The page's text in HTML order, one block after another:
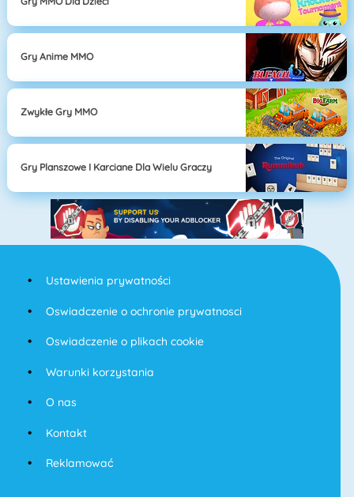
Gry Anime MMO
Zwykłe Gry MMO
Gry Planszowe I Karciane Dla Wielu Graczy
Ustawienia prywatności
Oswiadczenie o ochronie prywatnosci
Oswiadczenie o plikach cookie
Warunki korzystania
O nas
Kontakt
Reklamować